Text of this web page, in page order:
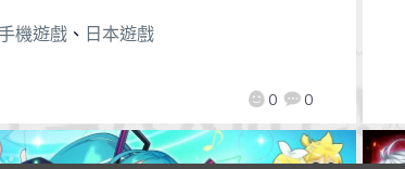
0 0
機遊戲、 日本遊戲